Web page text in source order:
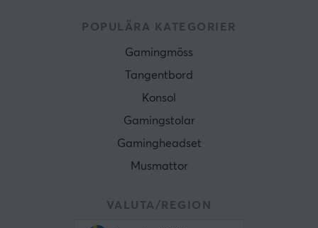
POPULÄRA KATEGORIER
Gamingmöss
Tangentbord
Konsol
Gamingstolar
Gamingheadset
Musmattor
VALUTA/REGION